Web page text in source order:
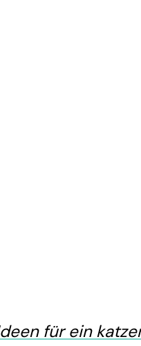
für ein